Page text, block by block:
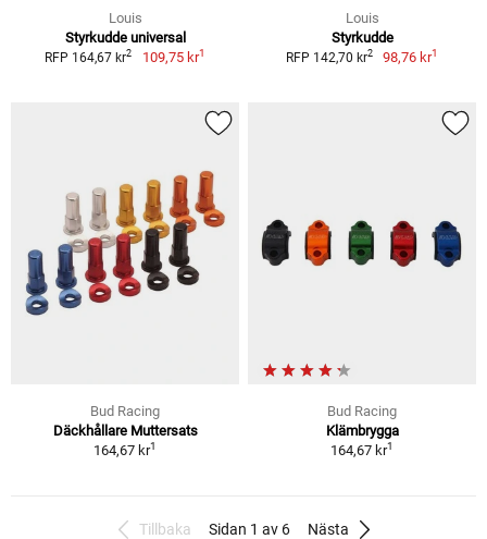
Louis
Styrkudde universal
RFP 164,67 kr2 109,75 kr1
Louis
Styrkudde
RFP 142,70 kr2 98,76 kr1
Bud Racing
Däckhållare Muttersats
164,67 kr1
Bud Racing
Klämbrygga
164,67 kr1
Tillbaka Sidan 1 av 6 Nästa